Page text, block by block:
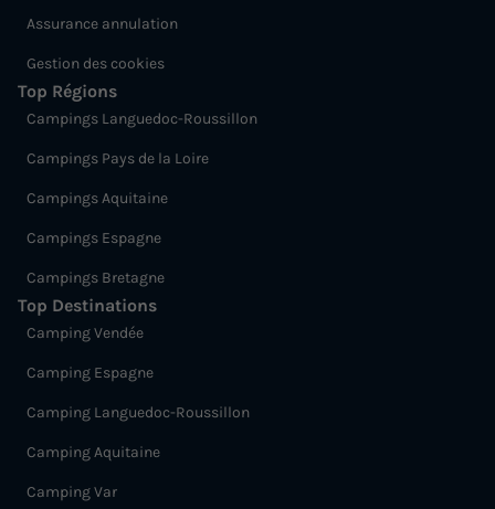
Assurance annulation
Gestion des cookies
Top Régions
Campings Languedoc-Roussillon
Campings Pays de la Loire
Campings Aquitaine
Campings Espagne
Campings Bretagne
Top Destinations
Camping Vendée
Camping Espagne
Camping Languedoc-Roussillon
Camping Aquitaine
Camping Var